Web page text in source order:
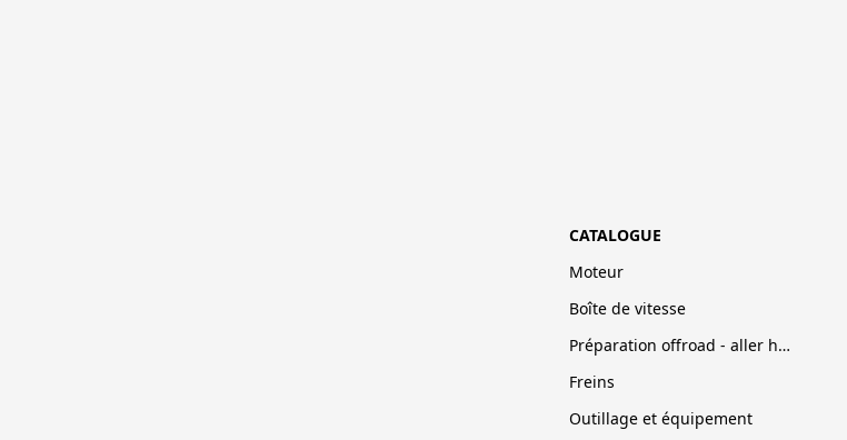
CATALOGUE
Moteur
Boîte de vitesse
Préparation offroad - aller hors-pistes
Freins
Outillage et équipement